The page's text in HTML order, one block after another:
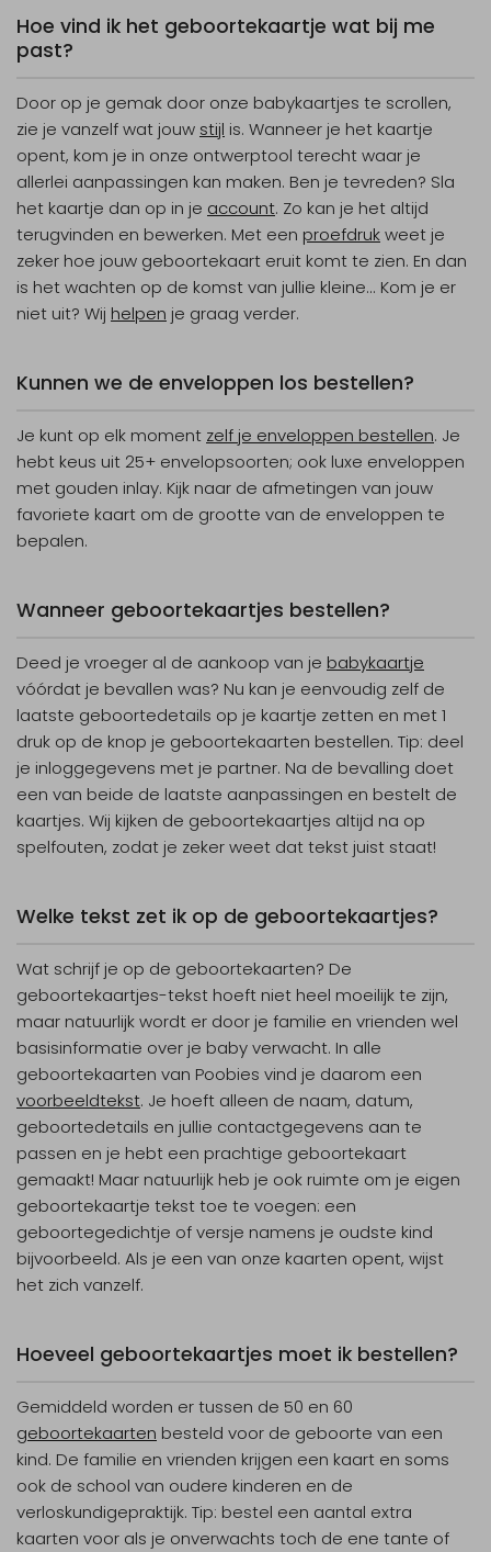
Hoe vind ik het geboortekaartje wat bij me
past?
Door op je gemak door onze babykaartjes te scrollen,
zie je vanzelf wat jouw stijl is. Wanneer je het kaartje
opent, kom je in onze ontwerptool terecht waar je
allerlei aanpassingen kan maken. Ben je tevreden? Sla
het kaartje dan op in je account. Zo kan je het altijd
terugvinden en bewerken. Met een proefdrukweet je
zeker hoe jouw geboortekaart eruit komt te zien. En dan
is het wachten op de komst van jullie kleine... Kom je er
niet uit? Wij helpen je graag verder.
Kunnen we de enveloppen los bestellen?
Je kunt op elk moment zelf je enveloppen bestellen. Je
hebt keus uit 25+ envelopsoorten; ook luxe enveloppen
met gouden inlay. Kijk naar de afmetingen van jouw
favoriete kaart om de grootte van de enveloppen te
bepalen.
Wanneer geboortekaartjes bestellen?
Deed je vroeger al de aankoop van je babykaartje
vóórdat je bevallen was? Nu kan je eenvoudig zelf de
laatste geboortedetails op je kaartje zetten en met 1
druk op de knop je geboortekaarten bestellen. Tip: deel
je inloggegevens met je partner. Na de bevalling doet
een van beide de laatste aanpassingen en bestelt de
kaartjes. Wij kijken de geboortekaartjes altijd na op
spelfouten, zodat je zeker weet dat tekst juist staat!
Welke tekst zet ik op de geboortekaartjes?
Wat schrijf je op de geboortekaarten? De
geboortekaartjes-tekst hoeft niet heel moeilijk te zijn,
maar natuurlijk wordt er door je familie en vrienden wel
basisinformatie over je baby verwacht. In alle
geboortekaarten van Poobies vind je daarom een
voorbeeldtekst. Je hoeft alleen de naam, datum,
geboortedetails en jullie contactgegevens aan te
passen en je hebt een prachtige geboortekaart
gemaakt! Maar natuurlijk heb je ook ruimte om je eigen
geboortekaartje tekst toe te voegen: een
geboortegedichtje of versje namens je oudste kind
bijvoorbeeld. Als je een van onze kaarten opent, wijst
het zich vanzelf.
Hoeveel geboortekaartjes moet ik bestellen?
Gemiddeld worden er tussen de 50 en 60
geboortekaarten besteld voor de geboorte van een
kind. De familie en vrienden krijgen een kaart en soms
ook de school van oudere kinderen en de
verloskundigepraktijk. Tip: bestel een aantal extra
kaarten voor als je onverwachts toch de ene tante of